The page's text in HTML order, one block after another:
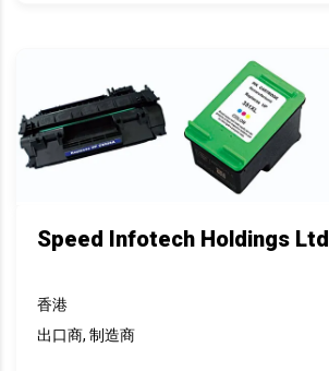
Speed Infotech Holdings Ltd
香港
出口商, 制造商